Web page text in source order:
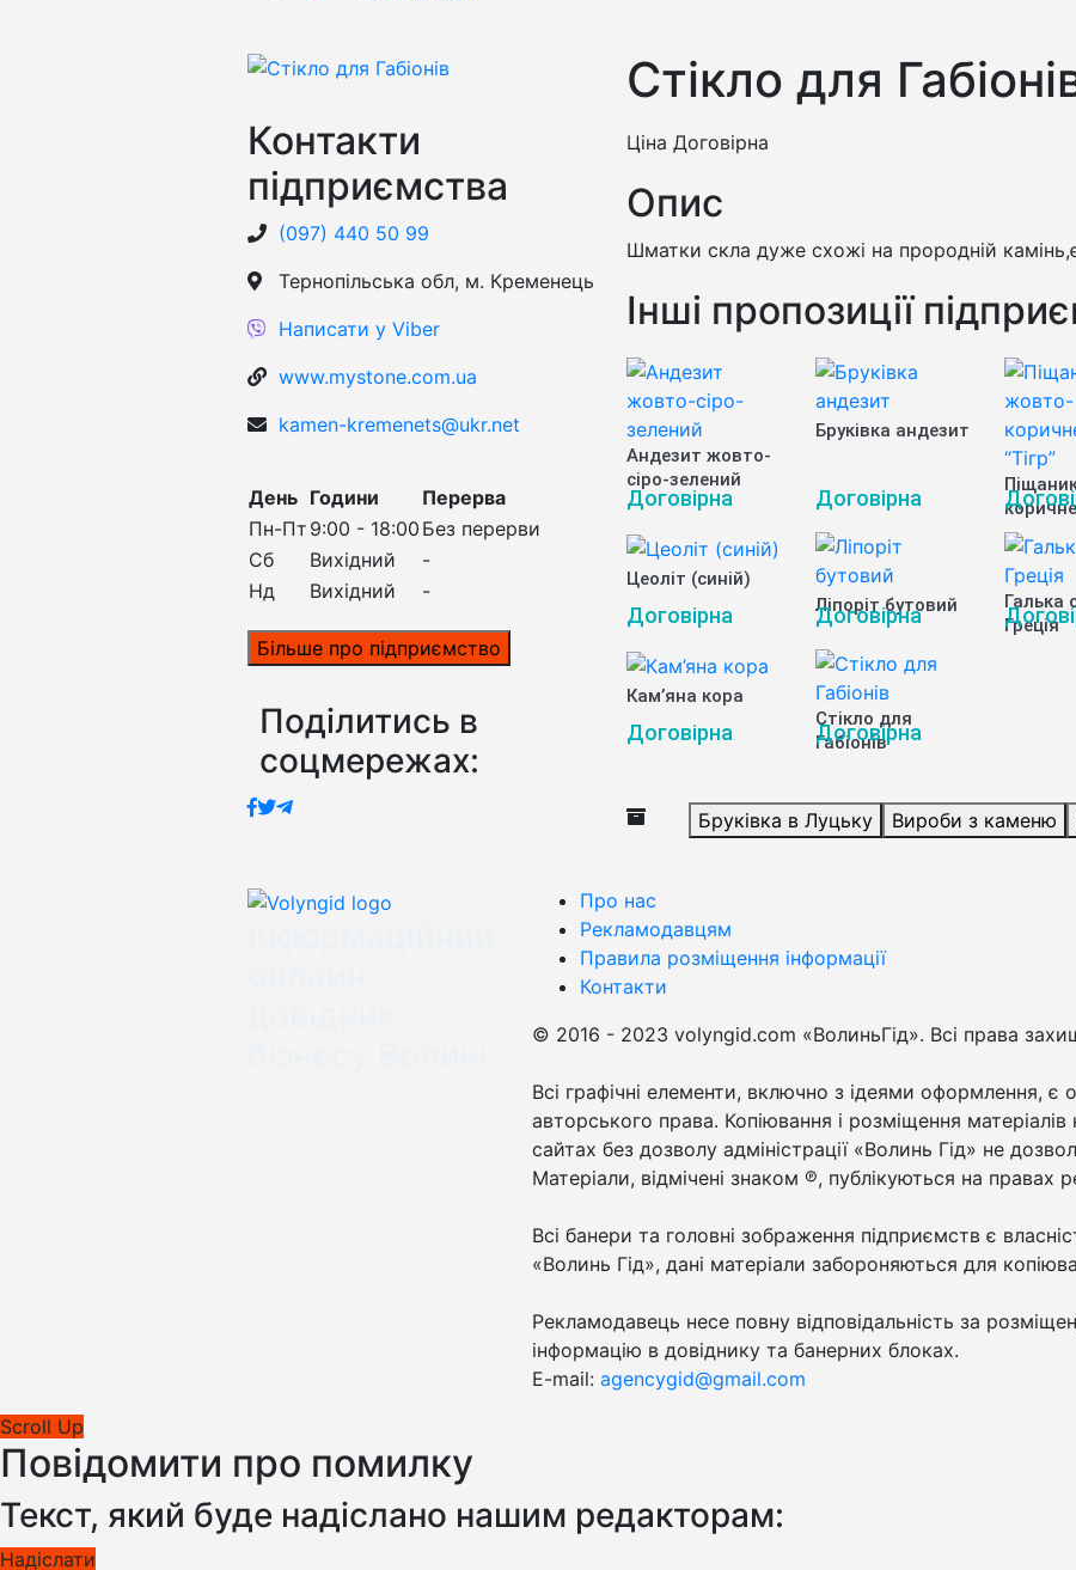
Контакти
підприємства
(097) 440 50 99
Тернопільська обл, м. Кременець
Написати у Viber
www.mystone.com.ua
kamen-kremenets@ukr.net
День Години
Перерва
Пн-Пт 9:00 - 18:00 Без перерви
Сб
Вихідний
-
Нд
Вихідний -
Більше про підприємство
Поділитись в
соцмережах:
Стікло для
Ціна Договірна
Опис
Шматки скла дуже схожі на прородній камінь,є
Інші пропозиції
Андезит жовто-
сіро-зелений
Договірна
Бруківка андезит
Договірна
Цеоліт (синій)
Договірна Ліпоріт бутовий
Договірна
Галька
Греція
Кам’яна кора
Договірна
Стікло для
Габіонів
Договірна
Бруківка в Луцьку Вироби з каменю
Про нас
Рекламодавцям
Правила розміщення інформації
Контакти
© 2016 - 2023 volyngid.com «ВолиньГід». Всі права
Всі графічні елементи, включно з ідеями оформлення, є
авторського права. Копіювання і розміщення матеріалів
сайтах без дозволу адміністрації «Волинь Гід» не
Матеріали, відмічені знаком ℗, публікуються на правах
Всі банери та головні зображення підприємств є
«Волинь Гід», дані матеріали забороняються для
Рекламодавець несе повну відповідальність за
інформацію в довіднику та банерних блоках.
E-mail: agencygid@gmail.com
Scroll Up
Повідомити про помилку
Текст, який буде надіслано нашим редакторам:
Надіслати